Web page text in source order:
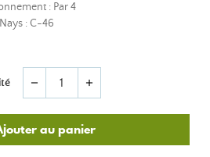
: Par 4
: C-46
remove add
au panier